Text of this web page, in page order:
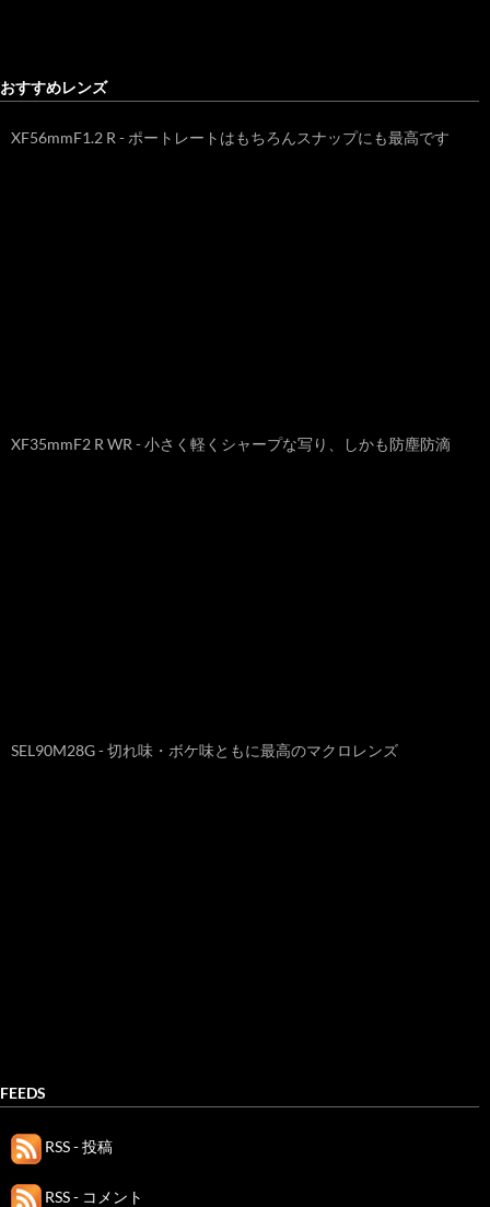
おすすめレンズ
XF56mmF1.2 R - ポートレートはもちろんスナップにも最高です
XF35mmF2 R WR - 小さく軽くシャープな写り、しかも防塵防滴
SEL90M28G - 切れ味・ボケ味ともに最高のマクロレンズ
FEEDS
RSS - 投稿
RSS - コメント